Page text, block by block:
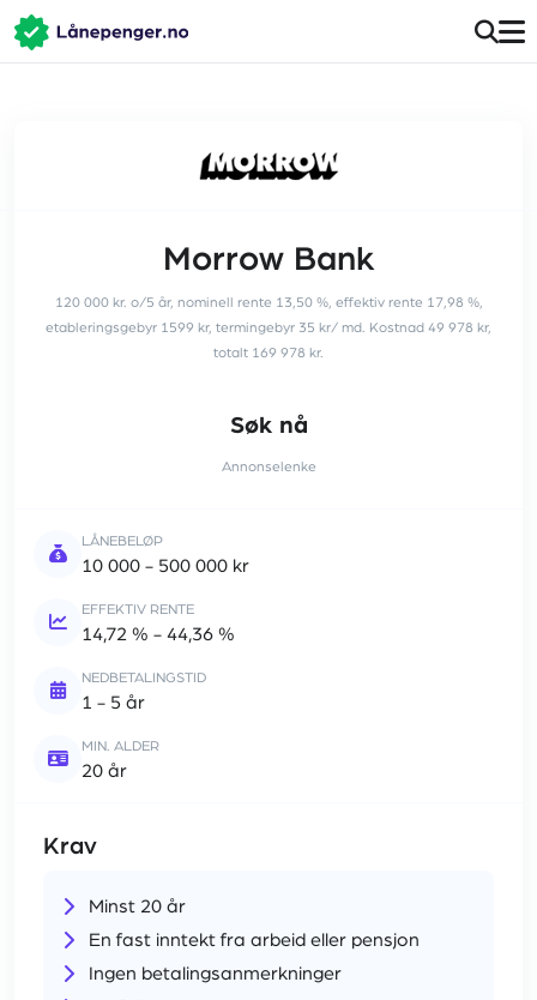
Morrow Bank
120 000 kr. o/5 år, nominell rente 13,50 %, effektiv rente 17,98 %,
etableringsgebyr 1599 kr, termingebyr 35 kr/ md. Kostnad 49 978 kr,
totalt 169 978 kr.
Søk nå
Annonselenke
LÅNEBELØP
10 000 - 500 000 kr
EFFEKTIV RENTE
14,72 % - 44,36 %
NEDBETALINGSTID
1 - 5 år
MIN. ALDER
20 år
Krav
Minst 20 år
En fast inntekt fra arbeid eller pensjon
Ingen betalingsanmerkninger